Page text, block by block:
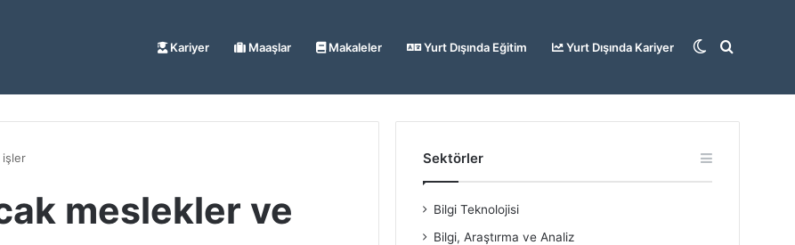
Kariyer Maaşlar Makaleler Yurt Dışında Eğitim Yurt Dışında Kariyer Arama
Dış
işler
meslekler ve
Sektörler
Bilgi Teknolojisi
Bilgi, Araştırma ve Analiz